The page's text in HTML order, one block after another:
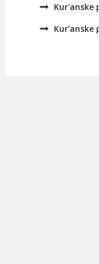
Kur'anske
Kur'anske